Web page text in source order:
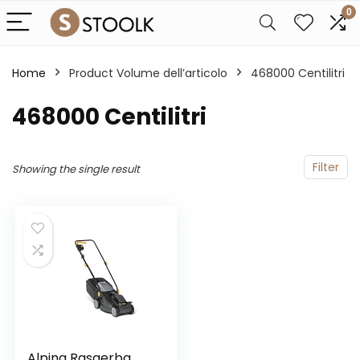
0
Home Product Volume dell’articolo ‎468000 Centilitri
‎468000 Centilitri
Filter
Showing the single result